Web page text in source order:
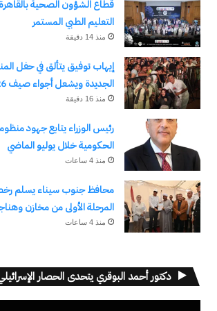
قطاع الشؤون الصحية
التعليم الطبي المستمر
منذ 14 دقيقة
إيهاب توفيق يتألق في حفل
الجديدة ويشعل أجواء صيف 2026
منذ 16 دقيقة
رئيس الوزراء يتابع جهود
الحكومية خلال يوليو الماضي
منذ 4 ساعات
محافظ جنوب سيناء يسلم
المرحلة الأولى من مخازن
منذ 4 ساعات
دكتور أحمد البوقري يتحدى الحصار